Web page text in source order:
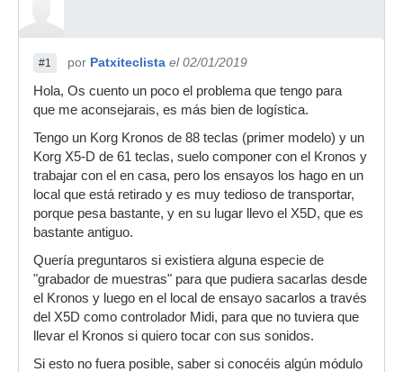
#1 por Patxiteclista el 02/01/2019
Hola, Os cuento un poco el problema que tengo para
que me aconsejarais, es más bien de logística.
Tengo un Korg Kronos de 88 teclas (primer modelo) y un
Korg X5-D de 61 teclas, suelo componer con el Kronos y
trabajar con el en casa, pero los ensayos los hago en un
local que está retirado y es muy tedioso de transportar,
porque pesa bastante, y en su lugar llevo el X5D, que es
bastante antiguo.
Quería preguntaros si existiera alguna especie de
"grabador de muestras" para que pudiera sacarlas desde
el Kronos y luego en el local de ensayo sacarlos a través
del X5D como controlador Midi, para que no tuviera que
llevar el Kronos si quiero tocar con sus sonidos.
Si esto no fuera posible, saber si conocéis algún módulo